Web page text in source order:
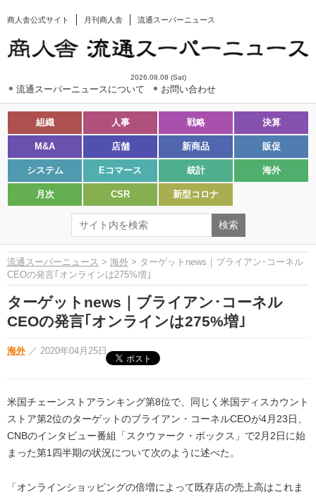
商人舎公式サイト 月刊商人舎 流通スーパーニュース
2026.08.08 (Sat)
流通スーパーニュースについて お問い合わせ
組織 人事 戦略 決算
M&A 店舗 新商品 販促
システム Eコマース 統計 海外
月次 CSR 新型コロナ
流通スーパーニュース > 海外 > ターゲットnews｜ブライアン･コーネル
CEOの発言｢オンラインは275%増｣
ターゲットnews｜ブライアン･コーネル
CEOの発言｢オンラインは275%増｣
海外 ／ 2020年04月25日
米国チェーンストアランキング第8位で、同じく米国ディスカウント
ストア第2位のターゲットのブライアン・コーネルCEOが4月23日、
CNBのインタビュー番組「スクウァーク・ボックス」で2月2日に始
まった第1四半期の状況について次のように述べた。
「オンラインショッピングの倍増によって既存店の売上高はこれま